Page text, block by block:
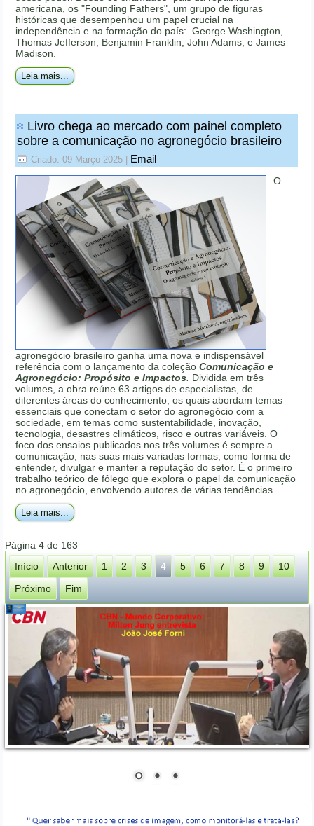
americana, os "Founding Fathers", um grupo de figuras
históricas que desempenhou um papel crucial na
independência e na formação do país: George Washington,
Thomas Jefferson, Benjamin Franklin, John Adams, e James
Madison.
Leia mais...
Livro chega ao mercado com painel completo
sobre a comunicação no agronegócio brasileiro
Criado: 09 Março 2025 Email
O
agronegócio brasileiro ganha uma nova e indispensável
referência com o lançamento da coleçãoComunicação e
Agronegócio: Propósito e Impactos Dividida em três
volumes, a obra reúne 63 artigos de especialistas, de
diferentes áreas do conhecimento, os quais abordam temas
essenciais que conectam o setor do agronegócio com a
sociedade, em temas como sustentabilidade, inovação,
tecnologia, desastres climáticos, risco e outras variáveis. O
foco dos ensaios publicados nos três volumes é sempre a
comunicação, nas suas mais variadas formas, como forma de
entender, divulgar e manter a reputação do setor. É o primeiro
trabalho teórico de fôlego que explora o papel da comunicação
no agronegócio, envolvendo autores de várias tendências.
Leia mais...
Página 4 de 163
Início
Anterior 1 2 3 4 5 6 7 8 9
10
Próximo
Fim